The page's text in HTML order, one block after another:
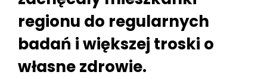
regionu do regularnych
badań i większej troski o
własne zdrowie.